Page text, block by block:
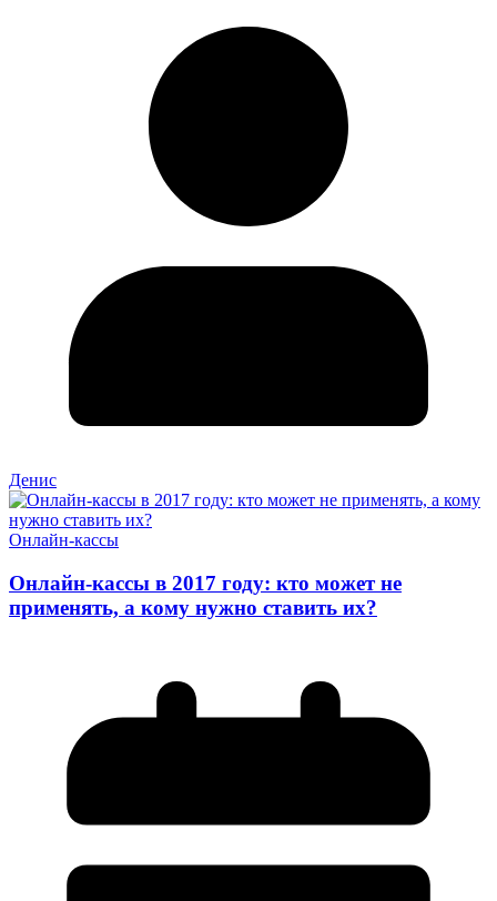
Денис
Онлайн-кассы
Онлайн-кассы в 2017 году: кто может не
применять, а кому нужно ставить их?